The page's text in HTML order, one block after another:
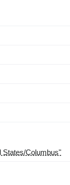
States/Columbus"